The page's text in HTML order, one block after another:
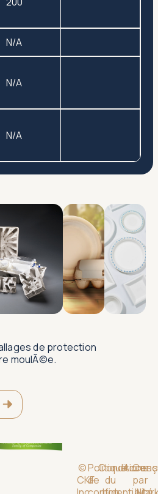
N/A
N/A
N/A
de protection
moulÃ©e.
©
CKF
Politique
de
Conditions
du
par